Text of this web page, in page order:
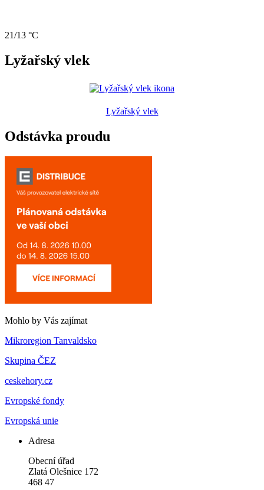
21/13 °C
Lyžařský vlek
Lyžařský vlek
Odstávka proudu
Mohlo by Vás zajímat
Mikroregion Tanvaldsko
Skupina ČEZ
ceskehory.cz
Evropské fondy
Evropská unie
Adresa
Obecní úřad
Zlatá Olešnice 172
468 47